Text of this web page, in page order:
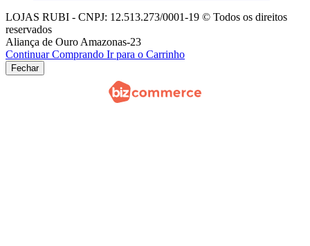
LOJAS RUBI - CNPJ: 12.513.273/0001-19 © Todos os direitos
reservados
Aliança de Ouro Amazonas-23
Continuar Comprando Ir para o Carrinho
Fechar